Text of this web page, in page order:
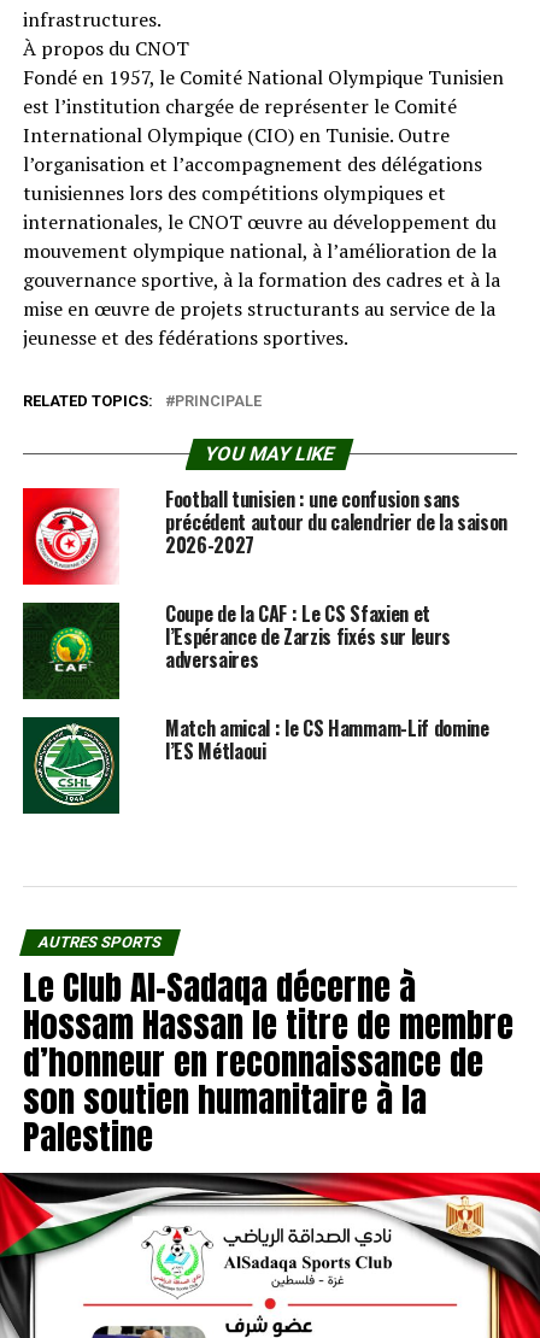
infrastructures.
À propos du CNOT
Fondé en 1957, le Comité National Olympique Tunisien
est l’institution chargée de représenter le Comité
International Olympique (CIO) en Tunisie. Outre
l’organisation et l’accompagnement des délégations
tunisiennes lors des compétitions olympiques et
internationales, le CNOT œuvre au développement du
mouvement olympique national, à l’amélioration de la
gouvernance sportive, à la formation des cadres et à la
mise en œuvre de projets structurants au service de la
jeunesse et des fédérations sportives.
RELATED TOPICS: PRINCIPALE
YOU MAY LIKE
Football tunisien : une confusion sans
précédent autour du calendrier de la saison
2026-2027
Coupe de la CAF : Le CS Sfaxien et
l’Espérance de Zarzis fixés sur leurs
adversaires
Match amical : le CS Hammam-Lif domine
l’ES Métlaoui
AUTRES SPORTS
Le Club Al-Sadaqa décerne à
Hossam Hassan le titre de membre
d’honneur en reconnaissance de
son soutien humanitaire à la
Palestine